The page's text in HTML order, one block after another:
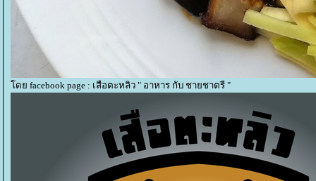
ดย facebook page : เสือตะหลิว " อาหาร กับ ชายชาตรี "